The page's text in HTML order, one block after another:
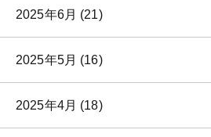
2025年6月 (21)
2025年5月 (16)
2025年4月 (18)